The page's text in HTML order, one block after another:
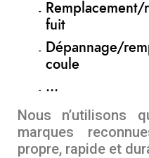
fuit
Dépannage/
coule
…
Nous n’utilisons
marques
propre, rapide et